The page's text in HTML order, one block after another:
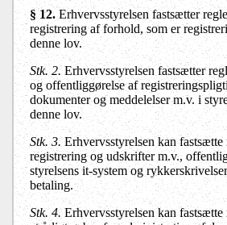
§ 12.Erhvervsstyrelsen fastsætter
registrering af forhold, som er
denne lov.
Stk. 2.Erhvervsstyrelsen fastsætter
og offentliggørelse af
dokumenter og meddelelser m.v. i
denne lov.
Stk. 3.Erhvervsstyrelsen kan
registrering og udskrifter m.v.,
styrelsens it-system og
betaling.
Stk. 4.Erhvervsstyrelsen kan fastsætte